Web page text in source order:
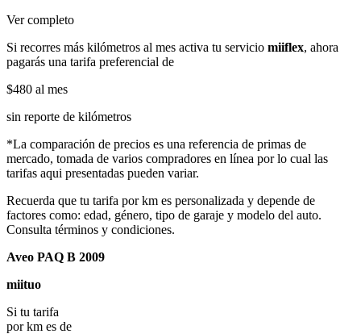
Ver completo
Si recorres más kilómetros al mes activa tu servicio miiflex, ahora
pagarás una tarifa preferencial de
$480 al mes
sin reporte de kilómetros
*La comparación de precios es una referencia de primas de
mercado, tomada de varios compradores en línea por lo cual las
tarifas aqui presentadas pueden variar.
Recuerda que tu tarifa por km es personalizada y depende de
factores como: edad, género, tipo de garaje y modelo del auto.
Consulta términos y condiciones.
Aveo PAQ B 2009
miituo
Si tu tarifa
por km es de